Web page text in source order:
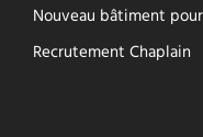
Nouveau bâtiment
Recrutement Chaplain